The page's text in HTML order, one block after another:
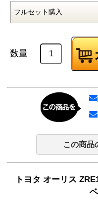
数量
この商品
トヨタ オーリス